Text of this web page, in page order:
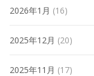
2026年1月 (16)
2025年12月 (20)
2025年11月 (17)